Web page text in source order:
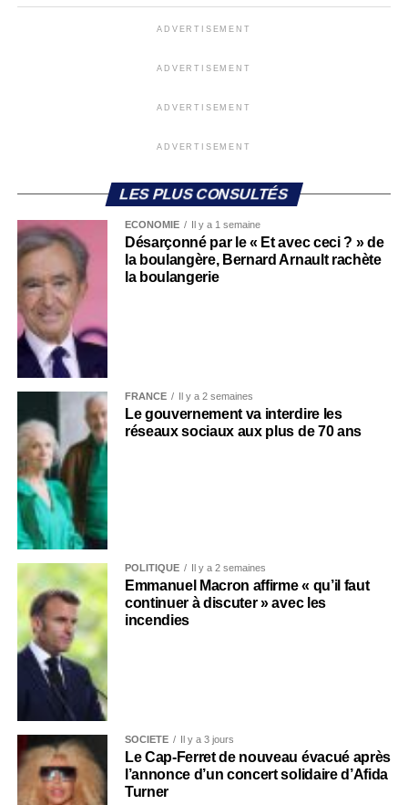
ADVERTISEMENT
ADVERTISEMENT
ADVERTISEMENT
ADVERTISEMENT
LES PLUS CONSULTÉS
ECONOMIE Il y a 1 semaine
Désarçonné par le « Et avec ceci ? » de
la boulangère, Bernard Arnault rachète
la boulangerie
FRANCE Il y a 2 semaines
Le gouvernement va interdire les
réseaux sociaux aux plus de 70 ans
POLITIQUE Il y a 2 semaines
Emmanuel Macron affirme « qu’il faut
continuer à discuter » avec les
incendies
SOCIÉTÉ Il y a 3 jours
Le Cap-Ferret de nouveau évacué après
l’annonce d’un concert solidaire d’Afida
Turner